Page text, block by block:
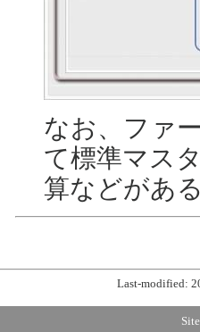
なお、ファ
て標準マス
算などがあ
Last-modified: